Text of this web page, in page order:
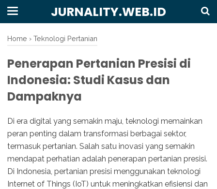
JURNALITY.WEB.ID
Home › Teknologi Pertanian
Penerapan Pertanian Presisi di
Indonesia: Studi Kasus dan
Dampaknya
Di era digital yang semakin maju, teknologi memainkan
peran penting dalam transformasi berbagai sektor,
termasuk pertanian. Salah satu inovasi yang semakin
mendapat perhatian adalah penerapan pertanian presisi.
Di Indonesia, pertanian presisi menggunakan teknologi
Internet of Things (IoT) untuk meningkatkan efisiensi dan